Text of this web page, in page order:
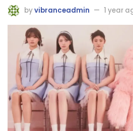
byvibranceadmin 1 year